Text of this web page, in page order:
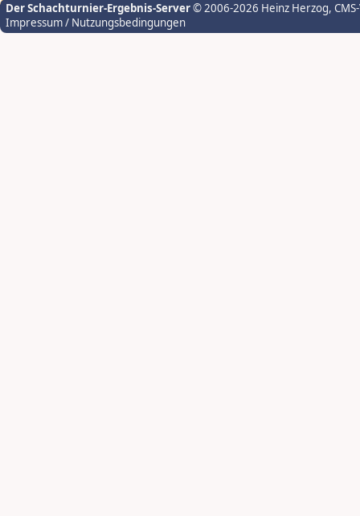
Der Schachturnier-Ergebnis-Server© 2006-2026 Heinz Herzog,
Impressum / Nutzungsbedingungen